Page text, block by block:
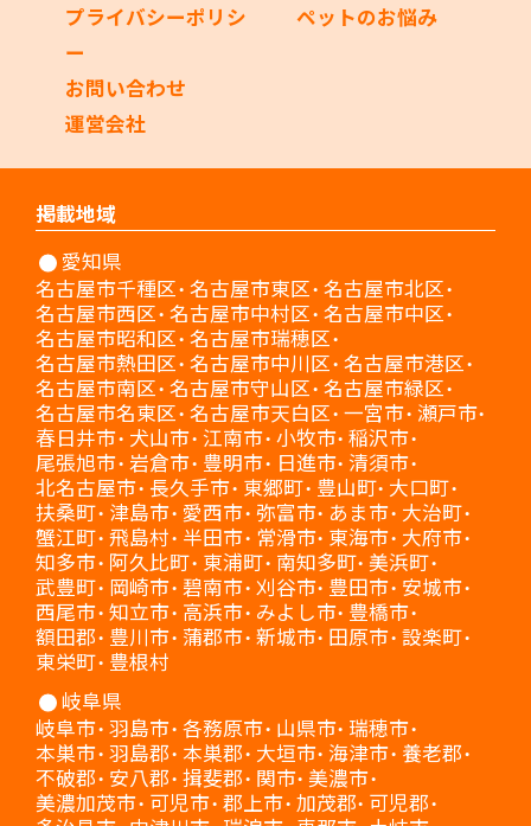
プライバシーポリシ
ー
お問い合わせ
運営会社
ペットのお悩み
掲載地域
愛知県
名古屋市千種区 名古屋市東区 名古屋市北区
名古屋市西区 名古屋市中村区 名古屋市中区
名古屋市昭和区 名古屋市瑞穂区
名古屋市熱田区 名古屋市中川区 名古屋市港区
名古屋市南区 名古屋市守山区 名古屋市緑区
名古屋市名東区 名古屋市天白区 一宮市 瀬戸市
春日井市 犬山市 江南市 小牧市 稲沢市
尾張旭市 岩倉市 豊明市 日進市 清須市
北名古屋市 長久手市 東郷町 豊山町 大口町
扶桑町 津島市 愛西市 弥富市 あま市 大治町
蟹江町 飛島村 半田市 常滑市 東海市 大府市
知多市 阿久比町 東浦町 南知多町 美浜町
武豊町 岡崎市 碧南市 刈谷市 豊田市 安城市
西尾市 知立市 高浜市 みよし市 豊橋市
額田郡 豊川市 蒲郡市 新城市 田原市 設楽町
東栄町 豊根村
岐阜県
岐阜市 羽島市 各務原市 山県市 瑞穂市
本巣市 羽島郡 本巣郡 大垣市 海津市 養老郡
不破郡 安八郡 揖斐郡 関市 美濃市
美濃加茂市 可児市 郡上市 加茂郡 可児郡